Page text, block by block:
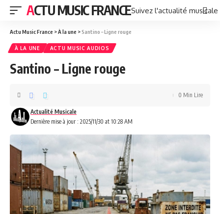
ACTU MUSIC FRANCESuivez l'actualité
Actu Music France >À la une >Santino – Ligne rouge
À LA UNE ACTU MUSIC AUDIOS
Santino – Ligne rouge
Dernière mise à jour : 2025/11/30 at 10:28 AM
Actualité Musicale
0 Min Lire